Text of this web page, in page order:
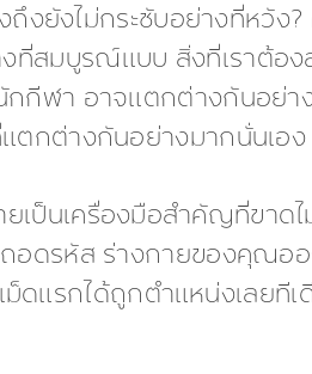
งยังไม่กระชับอย่างที่หวัง
ที่สมบูรณ์แบบ สิ่งที่เราต้องส
กกีฬา อาจแตกต่างกันอย่า
แตกต่างกันอย่างมากนั่นเอง
เป็นเครื่องมือสำคัญที่ขาด
ถอดรหัส ร่างกายของคุณอ
ดแรกได้ถูกตำแหน่งเลยทีเ